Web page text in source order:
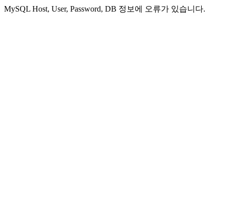
MySQL Host, User, Password, DB 정보에 오류가 있습니다.